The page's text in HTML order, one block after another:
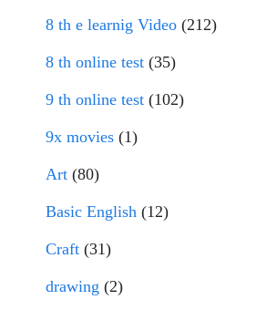
8 th e learnig Video (212)
8 th online test (35)
9 th online test (102)
9x movies (1)
Art (80)
Basic English (12)
Craft (31)
drawing (2)